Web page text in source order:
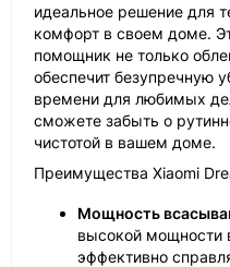
идеальное решение для
комфорт в своем доме.
помощник не только
обеспечит безупречную
времени для любимых
сможете забыть о
чистотой в вашем доме.
Преимущества Xiaomi
Мощность
высокой мощности
эффективно